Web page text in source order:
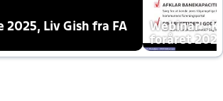
2025, Liv Gish fra FA
Webinar -
foråret